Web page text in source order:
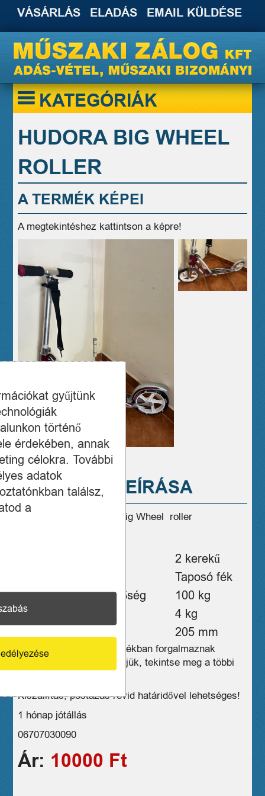
VÁSÁRLÁS ELADÁS EMAIL KÜLDÉSE
KATEGÓRIÁK
HUDORA BIG WHEEL
ROLLER
A TERMÉK KÉPEI
A megtekintéshez kattintson a képre!
A TERMÉK LEÍRÁSA
Eladó újszerű, Hudora Big Wheel roller
2 kerekű
Taposó fék
Maximális terhelhetőség
100 kg
Tömeg
4 kg
205 mm
Üzleteink széles választékban forgalmaznak
hasonló eszközöket, kérjük, tekintse meg a többi
Kiszállítás, postázás rövid határidővel lehetséges!
1 hónap jótállás
06707030090
Ár: 10000 Ft
gyűjtünk
történő
érdekében, annak
célokra. További
adatok
találsz,
a